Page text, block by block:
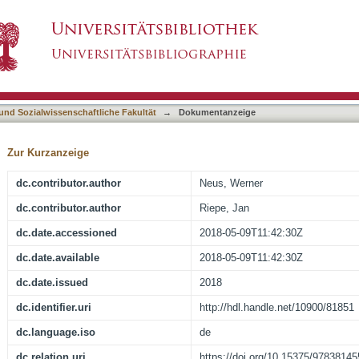
Sozialwissenschaftliche Fakultät → Dokumentanzeige
Zur Kurzanzeige
dc.contributor.author Neus, Werner
dc.contributor.author Riepe, Jan
dc.date.accessioned 2018-05-09T11:42:30Z
dc.date.available 2018-05-09T11:42:30Z
dc.date.issued 2018
dc.identifier.uri http://hdl.handle.net/10900/81851
dc.language.iso de